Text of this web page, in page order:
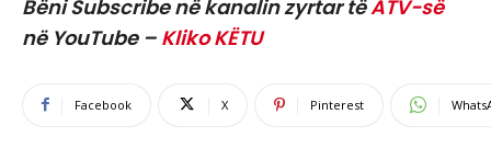
Bëni Subscribe në kanalin zyrtar tëATV-së
në YouTube – Kliko KËTU
Facebook X Pinterest